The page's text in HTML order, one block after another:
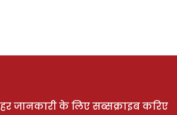
जानकारी के लिए सब्सक्राइब करिए